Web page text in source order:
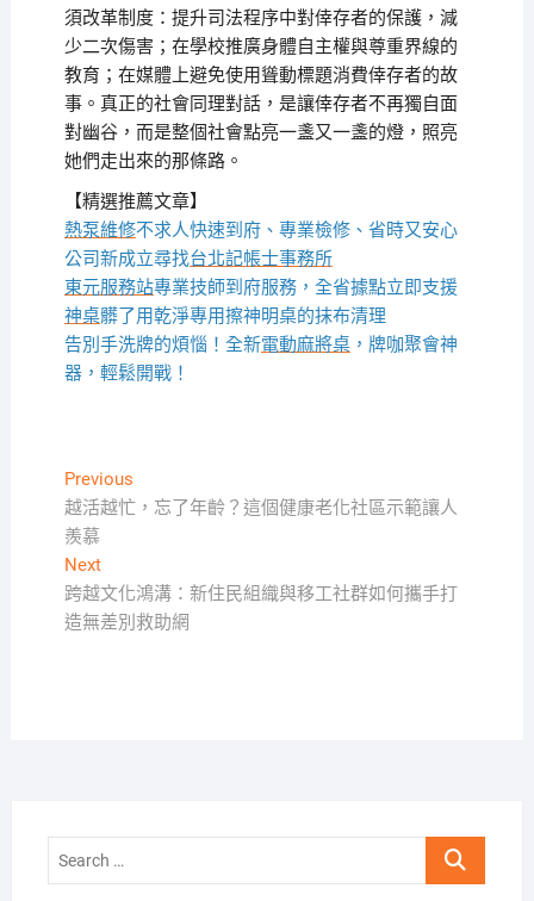
須改革制度：提升司法程序中對倖存者的保護，減
少二次傷害；在學校推廣身體自主權與尊重界線的
教育；在媒體上避免使用聳動標題消費倖存者的故
事。真正的社會同理對話，是讓倖存者不再獨自面
對幽谷，而是整個社會點亮一盞又一盞的燈，照亮
她們走出來的那條路。
【精選推薦文章】
熱泵維修不求人快速到府、專業檢修、省時又安心
公司新成立尋找台北記帳士事務所
東元服務站專業技師到府服務，全省據點立即支援
神桌髒了用乾淨專用擦神明桌的抹布清理
告別手洗牌的煩惱！全新電動麻將桌，牌咖聚會神
器，輕鬆開戰！
文
章
導
覽
PreviousPrevious
post:
越活越忙，忘了年齡？這個健康老化社區示範讓人
羨慕
NextNext
post:
跨越文化鴻溝：新住民組織與移工社群如何攜手打
造無差別救助網
Search